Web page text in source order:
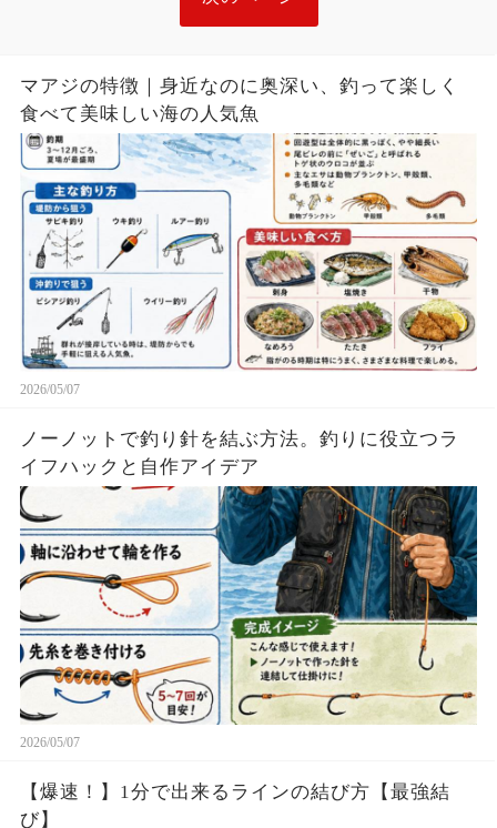
マアジの特徴｜身近なのに奥深い、釣って楽しく
食べて美味しい海の人気魚
2026/05/07
ノーノットで釣り針を結ぶ方法。釣りに役立つラ
イフハックと自作アイデア
2026/05/07
【爆速！】1分で出来るラインの結び方【最強結
び】